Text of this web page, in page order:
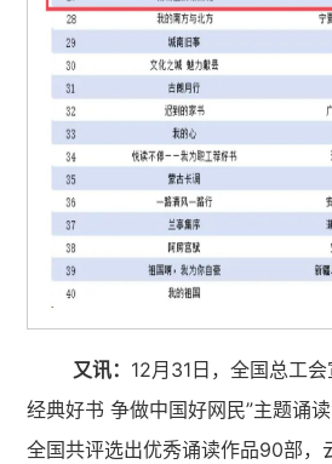
又讯： 12月31日，全国总工
经典好书 争做中国好网民”主题诵
全国共评选出优秀诵读作品90部，